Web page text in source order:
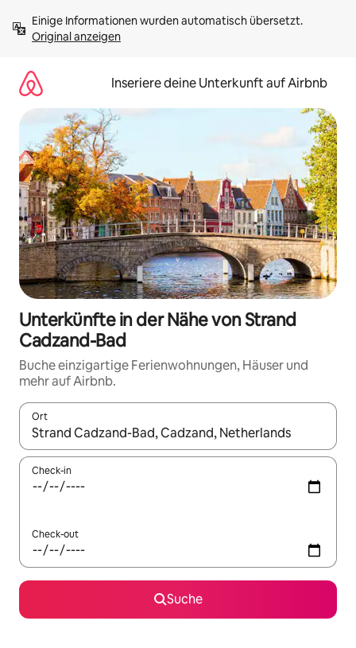
Inhalten
springenOriginal anzeigen
Inseriere deine Unterkunft auf Airbnb
Unterkünfte in der Nähe von Strand
Cadzand-Bad
Buche einzigartige Ferienwohnungen, Häuser und
mehr auf Airbnb.
Ort
Wenn Ergebnisse verfügbar sind, navigiere mit den
Check-in
Check-out
Suche